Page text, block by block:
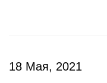
18 Мая, 2021